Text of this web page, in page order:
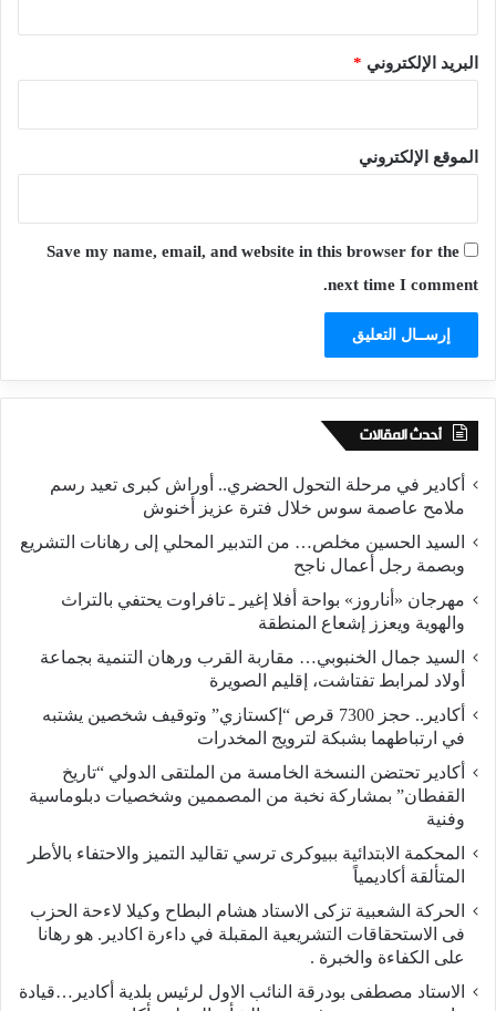
البريد الإلكتروني *
الموقع الإلكتروني
Save my name, email, and website in this browser for the
next time I comment.
أحدث المقالات
أكادير في مرحلة التحول الحضري.. أوراش كبرى تعيد رسم
ملامح عاصمة سوس خلال فترة عزيز أخنوش
السيد الحسين مخلص… من التدبير المحلي إلى رهانات التشريع
وبصمة رجل أعمال ناجح
مهرجان «أناروز» بواحة أفلا إغير ـ تافراوت يحتفي بالتراث
والهوية ويعزز إشعاع المنطقة
السيد جمال الخنبوبي… مقاربة القرب ورهان التنمية بجماعة
أولاد لمرابط تفتاشت، إقليم الصويرة
أكادير.. حجز 7300 قرص “إكستازي” وتوقيف شخصين يشتبه
في ارتباطهما بشبكة لترويج المخدرات
أكادير تحتضن النسخة الخامسة من الملتقى الدولي “تاريخ
القفطان” بمشاركة نخبة من المصممين وشخصيات دبلوماسية
وفنية
المحكمة الابتدائية ببيوكرى ترسي تقاليد التميز والاحتفاء بالأطر
المتألقة أكاديمياً
الحركة الشعبية تزكى الاستاد هشام البطاح وكيلا لاءحة الحزب
فى الاستحقاقات التشريعية المقبلة في داءرة اكادير. هو رهانا
على الكفاءة والخبرة .
الاستاد مصطفى بودرقة النائب الاول لرئيس بلدية أكادير…قيادة